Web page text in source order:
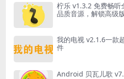
柠乐 v1.3.2 免费畅听
品质音源，解锁高级
我的电视 v2.1.6一款
件
Android 贝瓦儿歌